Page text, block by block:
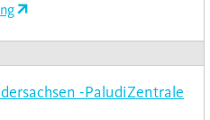
-PaludiZentrale